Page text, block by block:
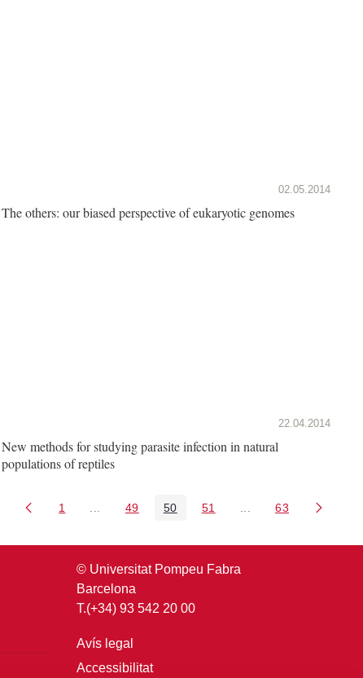
02.05.2014
The others: our biased perspective of eukaryotic genomes
22.04.2014
New methods for studying parasite infection in natural
populations of reptiles
Pàgina
1 Pàgines intermèdies Utilitzeu TAB per navegar.
Pàgina
49 Pàgina
50 Pàgina
51 Pàgines intermèdies
Pàgina
63
© Universitat Pompeu Fabra
Barcelona
T.(+34) 93 542 20 00
Avís legal
Accessibilitat